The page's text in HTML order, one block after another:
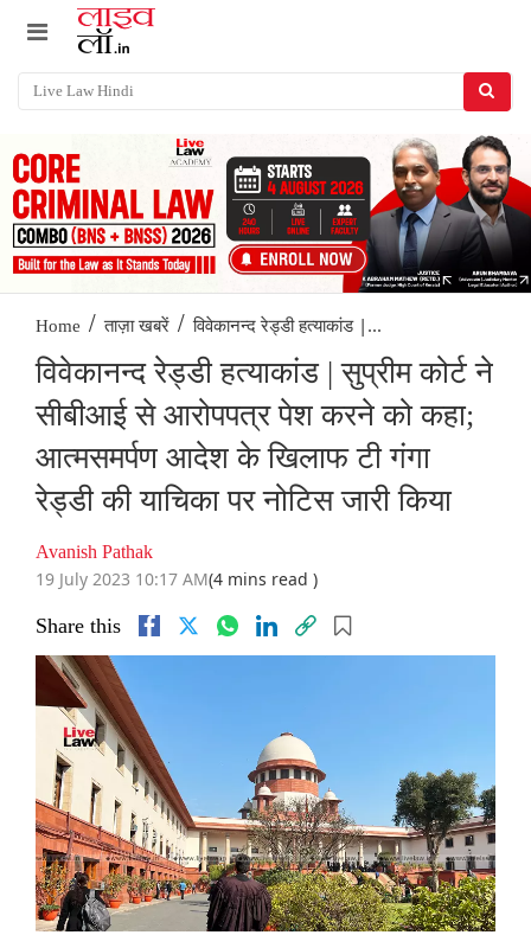
Home / ताज़ा खबरें / विवेकानन्द रेड्डी हत्याकांड |...
विवेकानन्द रेड्डी हत्याकांड | सुप्रीम कोर्ट ने
सीबीआई से आरोपपत्र पेश करने को कहा;
आत्मसमर्पण आदेश के खिलाफ टी गंगा
रेड्डी की याचिका पर नोटिस जारी किया
Avanish Pathak
19 July 2023 10:17 AM(4 mins read )
Share this